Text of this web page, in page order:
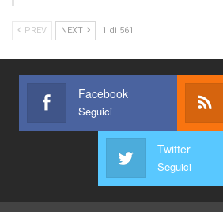
PREV NEXT 1 di 561
Facebook
Seguici
Twitter
Seguici